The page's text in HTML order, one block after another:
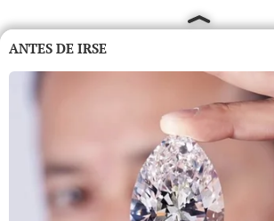
ANTES DE IRSE